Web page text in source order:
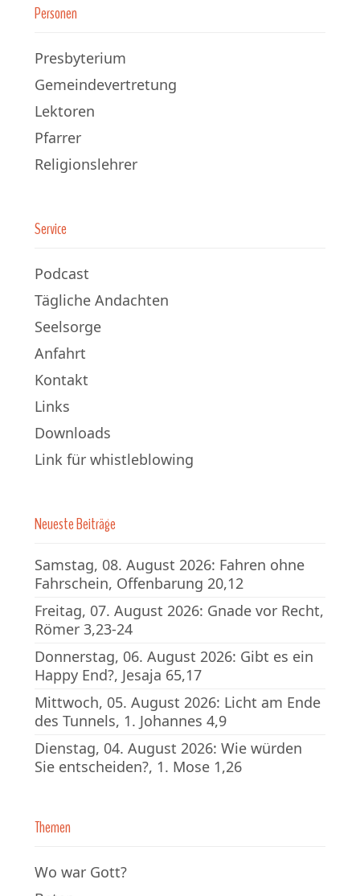
Personen
Presbyterium
Gemeindevertretung
Lektoren
Pfarrer
Religionslehrer
Service
Podcast
Tägliche Andachten
Seelsorge
Anfahrt
Kontakt
Links
Downloads
Link für whistleblowing
Neueste Beiträge
Samstag, 08. August 2026: Fahren ohne
Fahrschein, Offenbarung 20,12
Freitag, 07. August 2026: Gnade vor Recht,
Römer 3,23-24
Donnerstag, 06. August 2026: Gibt es ein
Happy End?, Jesaja 65,17
Mittwoch, 05. August 2026: Licht am Ende
des Tunnels, 1. Johannes 4,9
Dienstag, 04. August 2026: Wie würden
Sie entscheiden?, 1. Mose 1,26
Themen
Wo war Gott?